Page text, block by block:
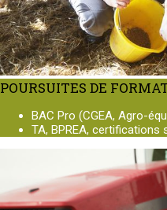
POURSUITES DE
BAC Pro (CGEA, Agro-
TA, BPREA, certifications